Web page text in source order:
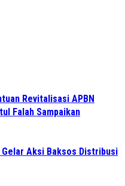
Revitalisasi APBN
Falah Sampaikan
Gelar Aksi Baksos Distribusi